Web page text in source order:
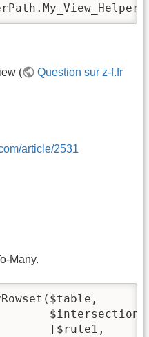
(
Question sur z-f.fr
article/2531
Many.
[$rule1,